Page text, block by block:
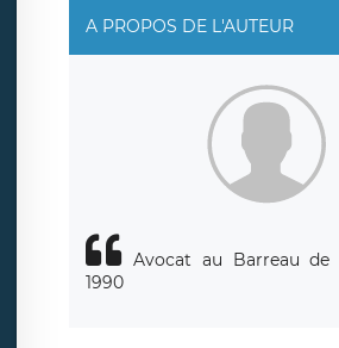
A PROPOS DE L'AUTEUR
Avocat au Barreau de
1990